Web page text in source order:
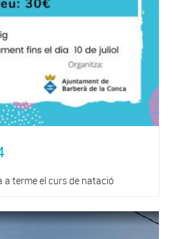
a terme el curs de natació